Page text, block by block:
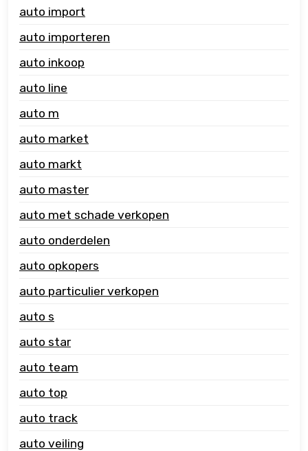
auto import
auto importeren
auto inkoop
auto line
auto m
auto market
auto markt
auto master
auto met schade verkopen
auto onderdelen
auto opkopers
auto particulier verkopen
auto s
auto star
auto team
auto top
auto track
auto veiling